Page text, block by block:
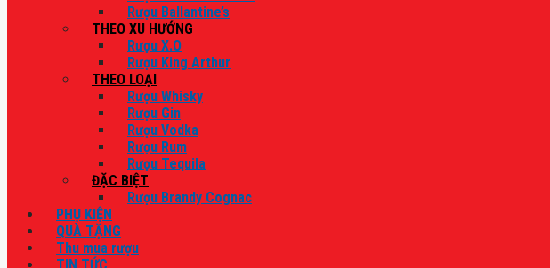
Rượu Ballantine’s
THEO XU HƯỚNG
Rượu X.O
Rượu King Arthur
THEO LOẠI
Rượu Whisky
Rượu Gin
Rượu Vodka
Rượu Rum
Rượu Tequila
ĐẶC BIỆT
Rượu Brandy Cognac
PHỤ KIỆN
QUÀ TẶNG
Thu mua rượu